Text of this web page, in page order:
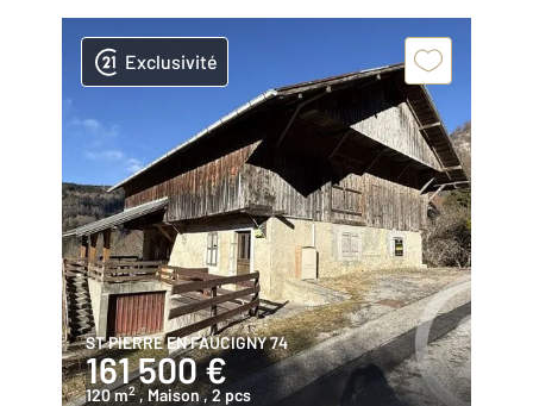
Exclusivité
ST PIERRE EN FAUCIGNY 74
161 500 €
120 m2 , Maison, 2 pcs